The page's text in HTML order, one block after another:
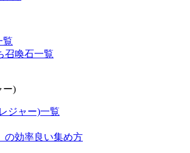
覧
召喚石一覧
ー)
ジャー)一覧
の効率良い集め方